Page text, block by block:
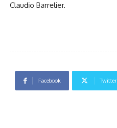
Claudio Barrelier.
Facebook Twitter